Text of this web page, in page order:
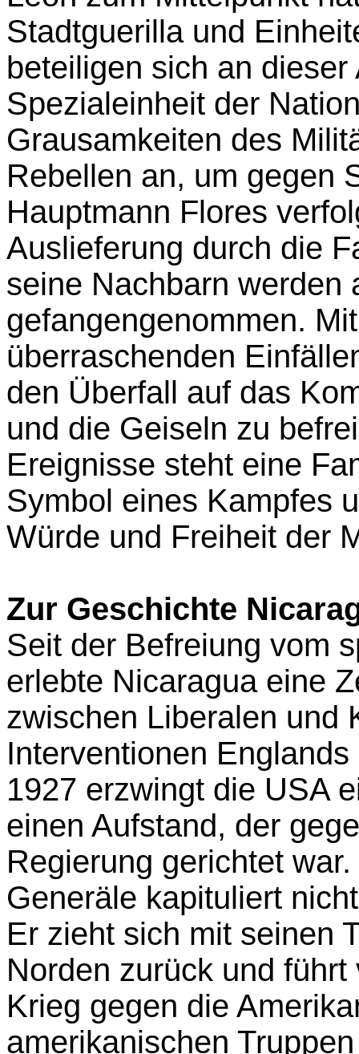
Stadtguerilla und
beteiligen sich an
Spezialeinheit der
Grausamkeiten des
Rebellen an, um gegen
Hauptmann Flores
Auslieferung durch die
seine Nachbarn werden
gefangengenommen.
überraschenden
den Überfall auf das
und die Geiseln zu
Ereignisse steht eine
Symbol eines Kampfes
Würde und Freiheit der
Zur Geschichte
Seit der Befreiung vom
erlebte Nicaragua eine
zwischen Liberalen und
Interventionen
1927 erzwingt die USA
einen Aufstand, der
Regierung gerichtet
Generäle kapituliert
Er zieht sich mit seinen
Norden zurück und
Krieg gegen die
amerikanischen